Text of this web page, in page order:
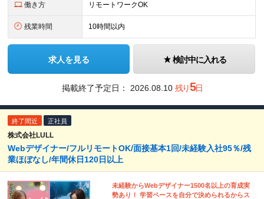
働き方 リモートワークOK
残業時間 10時間以内
求人を見る 検討中に入れる
掲載終了予定日： 2026.08.10 残り5日
終了間近 正社員
株式会社LULL
Webデザイナー/フルリモートOK/面接基本1回/未経験入社95％/残
業ほぼなし/年間休日120日以上
未経験からWebデザイナー1500名以上の育成実
勢あり！ 学習ペースを自分で決められるからス